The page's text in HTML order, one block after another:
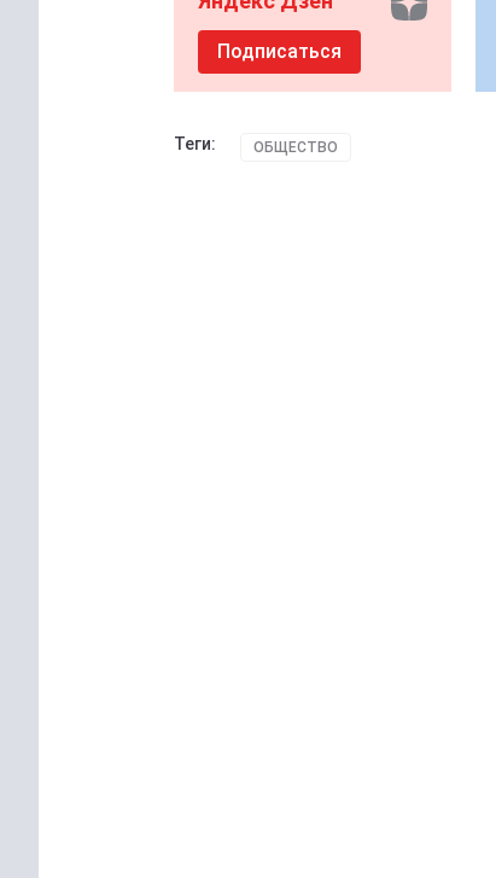
Подписаться
Теги: ОБЩЕСТВО